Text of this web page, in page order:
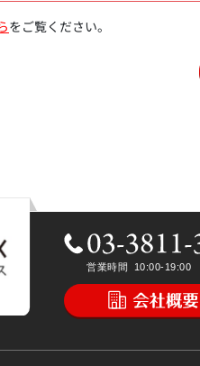
をご覧ください。